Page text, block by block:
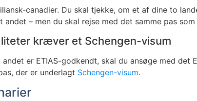
canadier. Du skal tjekke, om et af dine to
– men du skal rejse med det samme pas
kræver et Schengen-visum
er ETIAS-godkendt, skal du ansøge med det
der er underlagt Schengen-visum.